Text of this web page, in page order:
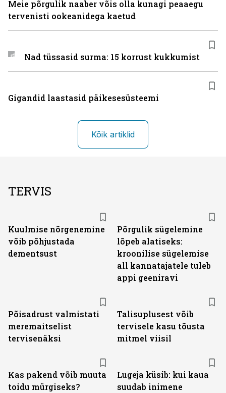
Meie põrgulik naaber võis olla kunagi peaaegu
tervenisti ookeanidega kaetud
Nad tüssasid surma: 15 korrust kukkumist
Gigandid laastasid päikesesüsteemi
Kõik artiklid
TERVIS
Kuulmise nõrgenemine
võib põhjustada
dementsust
Põrgulik sügelemine
lõpeb alatiseks:
kroonilise sügelemise
all kannatajatele tuleb
appi geeniravi
Põisadrust valmistati
meremaitselist
tervisenäksi
Talisuplusest võib
tervisele kasu tõusta
mitmel viisil
Kas pakend võib muuta
toidu mürgiseks?
Lugeja küsib: kui kaua
suudab inimene